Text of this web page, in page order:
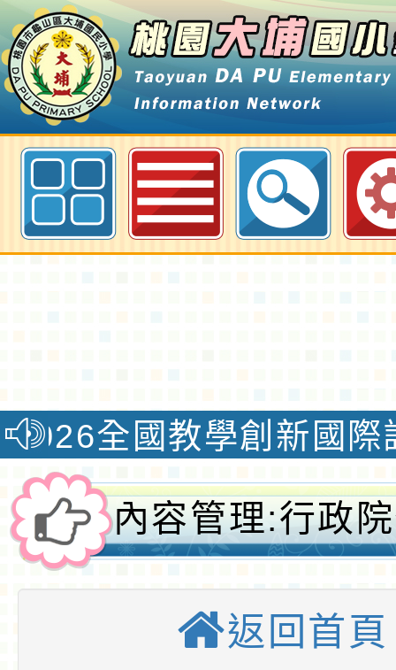
行政院公告修正「毒品之分級及品
品項-桃園大埔國小全球資訊網
教學創新國際認證獎
內容管理:行政
項」部分分級
返回首頁